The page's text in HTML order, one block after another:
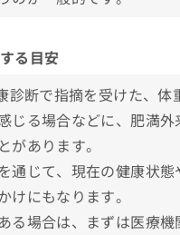
対象となる状態と受診の目
体重管理が難しいと感じる
指摘を受けたとき
見直したいと感じたとき
る体調の変化が気になるとき
イエットで効果が出にくいと
医師に確認したいとき
予約から治療までの流れ
リング予約
る診察と検査
費用の説明
フォロー
よくある質問10選！
幌市で評判の肥満外来にお
5選
る目安
診断で指摘を受けた、体
じる場合などに、肥満
があります。
通じて、現在の健康状態
けにもなります。
る場合は、まずは医療機